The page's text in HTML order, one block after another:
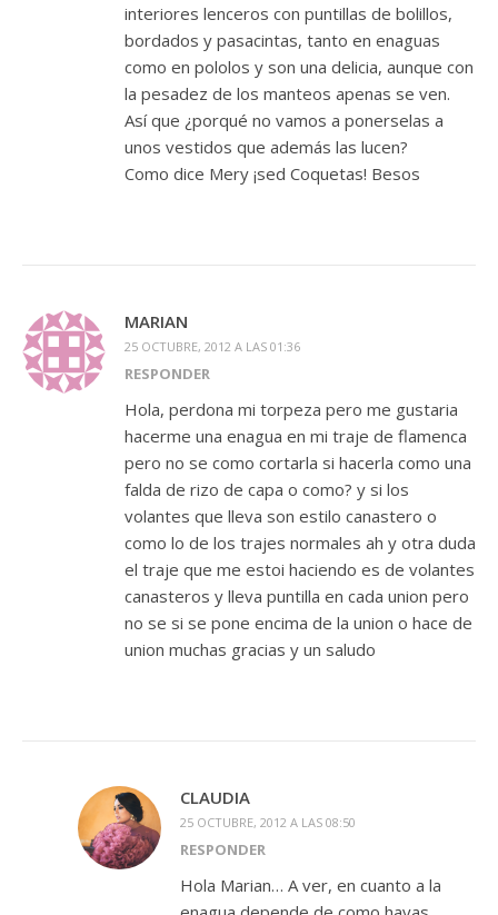
interiores lenceros con puntillas de bolillos,
bordados y pasacintas, tanto en enaguas
como en pololos y son una delicia, aunque con
la pesadez de los manteos apenas se ven.
Así que ¿porqué no vamos a ponerselas a
unos vestidos que además las lucen?
Como dice Mery ¡sed Coquetas! Besos
MARIAN
25 OCTUBRE, 2012 A LAS 01:36
RESPONDER
Hola, perdona mi torpeza pero me gustaria
hacerme una enagua en mi traje de flamenca
pero no se como cortarla si hacerla como una
falda de rizo de capa o como? y si los
volantes que lleva son estilo canastero o
como lo de los trajes normales ah y otra duda
el traje que me estoi haciendo es de volantes
canasteros y lleva puntilla en cada union pero
no se si se pone encima de la union o hace de
union muchas gracias y un saludo
CLAUDIA
25 OCTUBRE, 2012 A LAS 08:50
RESPONDER
Hola Marian… A ver, en cuanto a la